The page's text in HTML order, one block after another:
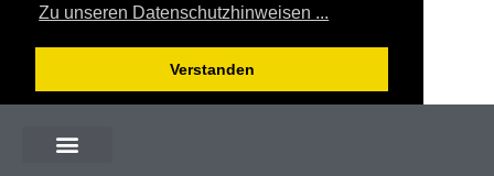
Zu unseren Datenschutzhinweisen ...
Verstanden